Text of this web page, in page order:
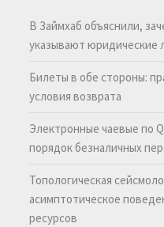
В Займхаб объяснили,
указывают юридические
Билеты в обе стороны:
условия возврата
Электронные чаевые по
порядок безналичных
Топологическая
асимптотическое
ресурсов